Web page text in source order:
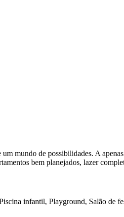
mundo de possibilidades. A
bem planejados, lazer
infantil, Playground, Salão de